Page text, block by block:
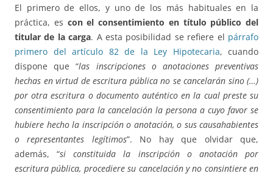
El primero de ellos, y uno de los más habituales en la
práctica, es con el consentimiento en título público del
titular de la carga. A esta posibilidad se refiere el párrafo
primero del artículo 82 de la Ley Hipotecaria, cuando
dispone que “las inscripciones o anotaciones preventivas
hechas en virtud de escritura pública no se cancelarán sino (…)
por otra escritura o documento auténtico en la cual preste su
consentimiento para la cancelación la persona a cuyo favor se
hubiere hecho la inscripción o anotación, o sus causahabientes
o representantes legítimos”. No hay que olvidar que,
además, “si constituida la inscripción o anotación por
escritura pública, procediere su cancelación y no consintiere en